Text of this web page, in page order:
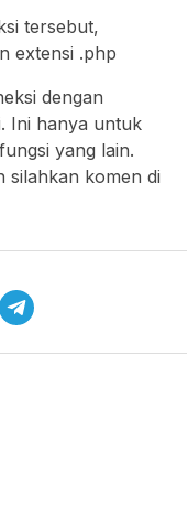
tersebut,
extensi .php
dengan
Ini hanya untuk
yang lain.
silahkan komen di